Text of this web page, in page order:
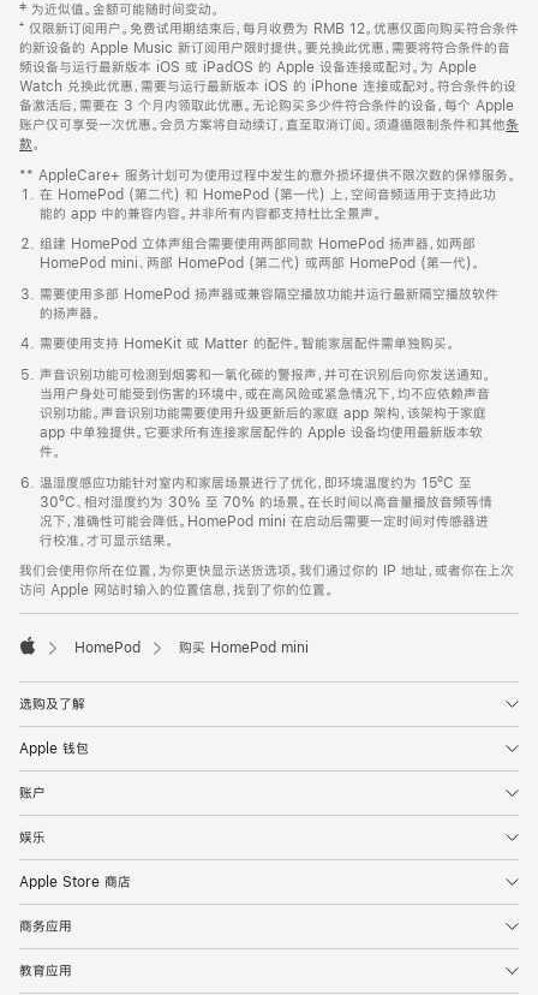
页
页
脚
注
‡ 为近似值。金额可能随时间变动。
⁺ 仅限新订阅用户。免费试用期结束后，每月收费为 RMB 12。优惠仅面向购买符合条件
的新设备的 Apple Music 新订阅用户限时提供。要兑换此优惠，需要将符合条件的音
频设备与运行最新版本 iOS 或 iPadOS 的 Apple 设备连接或配对。为 Apple
Watch 兑换此优惠，需要与运行最新版本 iOS 的 iPhone 连接或配对。符合条件的设
备激活后，需要在 3 个月内领取此优惠。无论购买多少件符合条件的设备，每个 Apple
账户仅可享受一次优惠。会员方案将自动续订，直至取消订阅。须遵循限制条件和其他条
款。
窗
口
中
打
开)
** AppleCare+ 服务计划可为使用过程中发生的意外损坏提供不限次数的保修服务。
在 HomePod (第二代) 和 HomePod (第一代) 上，空间音频适用于支持此功
能的 app 中的兼容内容。并非所有内容都支持杜比全景声。
组建 HomePod 立体声组合需要使用两部同款 HomePod 扬声器，如两部
HomePod mini、两部 HomePod (第二代) 或两部 HomePod (第一代)。
需要使用多部 HomePod 扬声器或兼容隔空播放功能并运行最新隔空播放软件
的扬声器。
需要使用支持 HomeKit 或 Matter 的配件。智能家居配件需单独购买。
声音识别功能可检测到烟雾和一氧化碳的警报声，并可在识别后向你发送通知。
当用户身处可能受到伤害的环境中，或在高风险或紧急情况下，均不应依赖声音
识别功能。声音识别功能需要使用升级更新后的家庭 app 架构，该架构于家庭
app 中单独提供。它要求所有连接家居配件的 Apple 设备均使用最新版本软
件。
温湿度感应功能针对室内和家居场景进行了优化，即环境温度约为 15ºC 至
30ºC、相对湿度约为 30% 至 70% 的场景。在长时间以高音量播放音频等情
况下，准确性可能会降低。HomePod mini 在启动后需要一定时间对传感器进
行校准，才可显示结果。
我们会使用你所在位置，为你更快显示送货选项。我们通过你的 IP 地址，或者你在上次
访问 Apple 网站时输入的位置信息，找到了你的位置。
HomePod 购买 HomePod mini
选购及了解
Apple 钱包
账户
娱乐
Apple Store 商店
商务应用
教育应用